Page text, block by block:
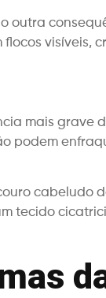
outra
visíveis,
mais grave
podem
tecido